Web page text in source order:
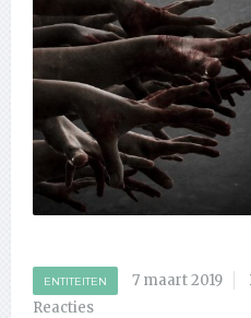
ENTITEITEN 7 maart 2019
Reacties